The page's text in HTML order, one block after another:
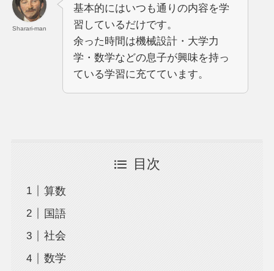
Sharari-man
基本的にはいつも通りの内容を学
習しているだけです。
余った時間は機械設計・大学力
学・数学などの息子が興味を持っ
ている学習に充てています。
目次
算数
国語
社会
数学